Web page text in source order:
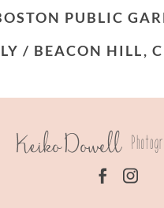
PUBLIC
/ BEACON HILL,